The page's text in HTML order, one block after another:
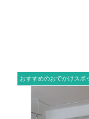
おすすめのおでかけスポ